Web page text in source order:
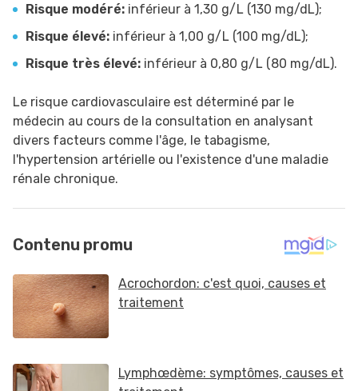
Risque modéré: inférieur à 1,30 g/L (130 mg/dL);
Risque élevé: inférieur à 1,00 g/L (100 mg/dL);
Risque très élevé: inférieur à 0,80 g/L (80 mg/dL).
Le risque cardiovasculaire est déterminé par le
médecin au cours de la consultation en analysant
divers facteurs comme l'âge, le tabagisme,
l'hypertension artérielle ou l'existence d'une maladie
rénale chronique.